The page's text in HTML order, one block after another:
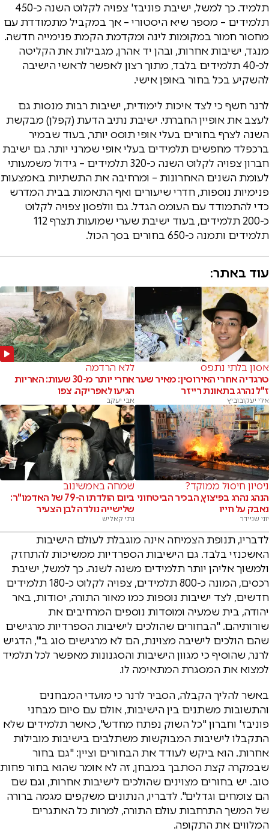
תלמיד. כך למשל, ישיבת פוניבז' צפויה לקלוט השנה כ-450
תלמידים – מספר שיא היסטורי – אך במקביל מתמודדת עם
מחסור חמור במקומות לינה ומקדמת הקמת פנימייה חדשה.
מנגד, ישיבות אחרות, ובהן יד אהרן, מגבילות את הקליטה
לכ-40 תלמידים בלבד, מתוך רצון לאפשר לראשי הישיבה
להשקיע בכל בחור באופן אישי.
לרנר חשף כי לצד איכות לימודית, ישיבות רבות מנסות גם
לעצב את אופיין החברתי. ישיבת נתיב הדעת (קפלן) מבקשת
השנה לצרף בחורים בעלי אופי תוסס יותר, בעוד שבמיר
ברכפלד מחפשים תלמידים בעלי אופי שמרני יותר. גם ישיבת
חברון צפויה לקלוט השנה כ-320 תלמידים – גידול משמעותי
לעומת השנים האחרונות – ומרחיבה את התשתיות באמצעות
פנימיות נוספות, חדרי שיעורים ואף התאמות בבית המדרש
כדי להתמודד עם העומס הגדל. גם וולפסון צפויה לקלוט
כ-200 תלמידים, בעוד ישיבת שערי שמועות תצרף 112
תלמידים ותמנה כ-650 בחורים בסך הכול.
עוד באתר:
אסון בלתי נתפס
טרגדיה אחרי האירוסין: מאיר שער
ז"ל נהרג בתאונת רייזר
אלי יעקובוביץ
ללא הרדמה
אחרי יותר מ-30 שעות: האריות
הגיעו לאפריקה. צפו
אבי יעקב
ניסיון חיסול ממוקד?
הנהג נהרג בפיצוץ, הבכיר הביטחוני
נאבק על חייו
יוני שניידר
שמחה באמשינוב
ביום הולדתו ה-79 של האדמו"ר:
שלישייה נולדה לבן הצעיר
נתי קאליש
לדבריו, תנופת הצמיחה אינה מוגבלת לעולם הישיבות
האשכנזי בלבד. גם הישיבות הספרדיות ממשיכות להתחזק
ולמשוך אליהן יותר תלמידים משנה לשנה. כך למשל, ישיבת
רכסים, המונה כ-800 תלמידים, צפויה לקלוט כ-180 תלמידים
חדשים, לצד ישיבות נוספות כמו מאור התורה, יסודות, באר
יהודה, בית שמעיה ומוסדות נוספים המרחיבים את
שורותיהם. "הבחורים שהולכים לישיבות הספרדיות מרגישים
שהם הולכים לישיבה מצוינת, הם לא מרגישים סוג ב'", הדגיש
לרנר, שהוסיף כי מגוון הישיבות והסגנונות מאפשר לכל תלמיד
למצוא את המסגרת המתאימה לו.
באשר להליך הקבלה, הסביר לרנר כי מועדי המבחנים
והתשובות משתנים בין הישיבות, אולם עם סיום מבחני
פוניבז' וחברון "כל השוק נפתח מחדש", כאשר תלמידים שלא
התקבלו לישיבות המבוקשות משתלבים בישיבות מובילות
אחרות. הוא ביקש לעודד את הבחורים וציין: "גם בחור
שבמקרה קצת הסתבך במבחן, זה לא אומר שהוא בחור פחות
טוב. יש בחורים מצוינים שהולכים לישיבות אחרות, וגם שם
הם צומחים וגדלים". לדבריו, הנתונים משקפים מגמה ברורה
של המשך התרחבות עולם התורה, למרות כל האתגרים
המלווים את התקופה.